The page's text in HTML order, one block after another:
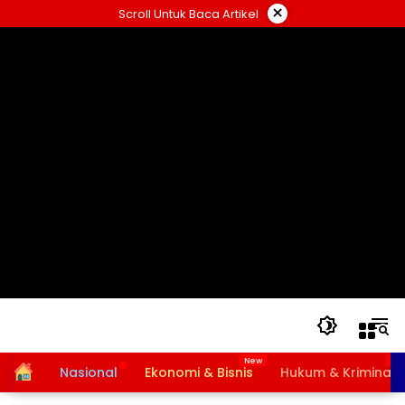
ke
Scroll Untuk Baca Artikel ×
HomeNasional Ekonomi & Bisnis Hukum & Kriminal
Bansos PKH dan BPNT